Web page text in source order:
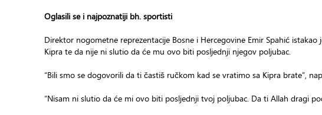
Oglasili se i najpoznatiji bh. sportisti
Direktor nogometne reprezentacije Bosne i Hercegovine Emir Spahić
Kipra te da nije ni slutio da će mu ovo biti posljednji njegov poljubac.
“Bili smo se dogovorili da ti častiš ručkom kad se vratimo sa Kipra brate”,
“Nisam ni slutio da će mi ovo biti posljednji tvoj poljubac. Da ti Allah dragi